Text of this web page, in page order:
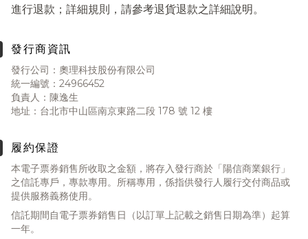
進行退款；詳細規則，請參考退貨退款之詳細說明。
發行商資訊
發行公司：奧理科技股份有限公司
統一編號：24966452
負責人：陳逸生
地址：台北市中山區南京東路二段 178 號 12 樓
履約保證
本電子票券銷售所收取之金額，將存入發行商於「陽信商業銀行」
之信託專戶，專款專用。所稱專用，係指供發行人履行交付商品或
提供服務義務使用。
信託期間自電子票券銷售日（以訂單上記載之銷售日期為準）起算
一年。